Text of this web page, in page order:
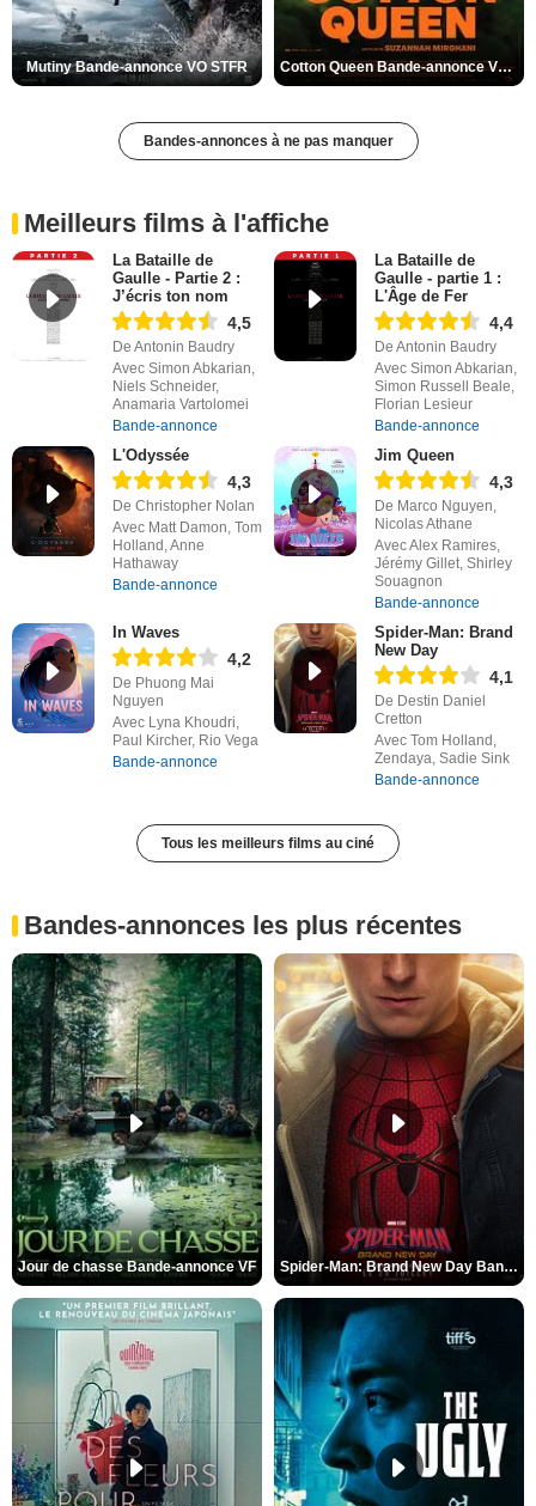
Mutiny Bande-annonce VO STFR Cotton Queen Bande-annonce VO STFR
Bandes-annonces à ne pas manquer
Meilleurs films à l'affiche
La Bataille de
Gaulle - Partie 2 :
J’écris ton nom
4,5
De Antonin Baudry
Avec Simon Abkarian,
Niels Schneider,
Anamaria Vartolomei
Bande-annonce
La Bataille de
Gaulle - partie 1 :
L'Âge de Fer
4,4
De Antonin Baudry
Avec Simon Abkarian,
Simon Russell Beale,
Florian Lesieur
Bande-annonce
L'Odyssée
4,3
De Christopher Nolan
Avec Matt Damon, Tom
Holland, Anne
Hathaway
Bande-annonce
Jim Queen
4,3
De Marco Nguyen,
Nicolas Athane
Avec Alex Ramires,
Jérémy Gillet, Shirley
Souagnon
Bande-annonce
In Waves
4,2
De Phuong Mai
Nguyen
Avec Lyna Khoudri,
Paul Kircher, Rio Vega
Bande-annonce
Spider-Man: Brand
New Day
4,1
De Destin Daniel
Cretton
Avec Tom Holland,
Zendaya, Sadie Sink
Bande-annonce
Tous les meilleurs films au ciné
Bandes-annonces les plus récentes
Jour de chasse Bande-annonce VF Spider-Man: Brand New Day Bande-annonce (3) VO STFR